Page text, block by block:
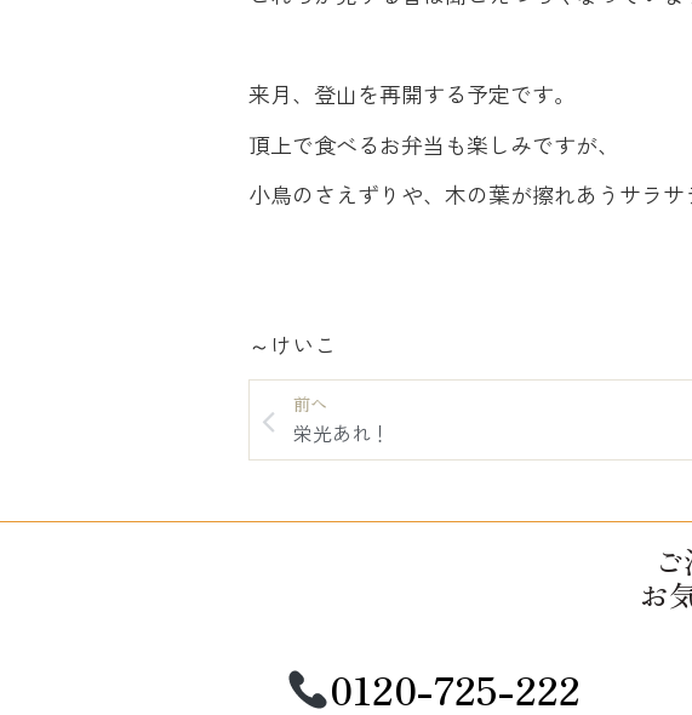
来月、登山を再開する予定です。
頂上で食べるお弁当も楽しみですが、
小鳥のさえずりや、木の葉が擦れあうサラ
～けいこ
前へ
栄光あれ！
お
0120-725-222